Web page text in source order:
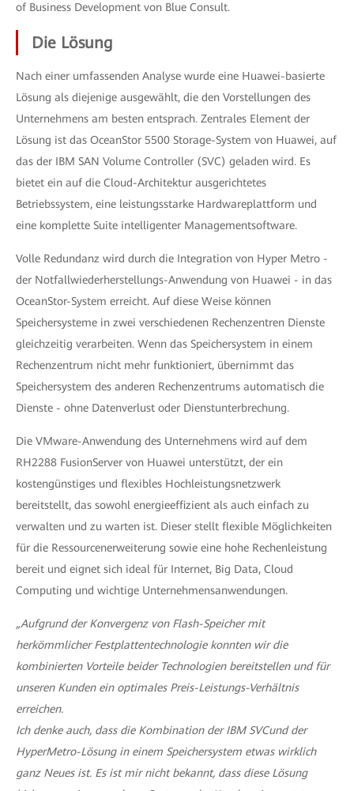
of Business Development von Blue Consult.
Die Lösung
Nach einer umfassenden Analyse wurde eine Huawei-basierte
Lösung als diejenige ausgewählt, die den Vorstellungen des
Unternehmens am besten entsprach. Zentrales Element der
Lösung ist das OceanStor 5500 Storage-System von Huawei, auf
das der IBM SAN Volume Controller (SVC) geladen wird. Es
bietet ein auf die Cloud-Architektur ausgerichtetes
Betriebssystem, eine leistungsstarke Hardwareplattform und
eine komplette Suite intelligenter Managementsoftware.
Volle Redundanz wird durch die Integration von Hyper Metro -
der Notfallwiederherstellungs-Anwendung von Huawei - in das
OceanStor-System erreicht. Auf diese Weise können
Speichersysteme in zwei verschiedenen Rechenzentren Dienste
gleichzeitig verarbeiten. Wenn das Speichersystem in einem
Rechenzentrum nicht mehr funktioniert, übernimmt das
Speichersystem des anderen Rechenzentrums automatisch die
Dienste - ohne Datenverlust oder Dienstunterbrechung.
Die VMware-Anwendung des Unternehmens wird auf dem
RH2288 FusionServer von Huawei unterstützt, der ein
kostengünstiges und flexibles Hochleistungsnetzwerk
bereitstellt, das sowohl energieeffizient als auch einfach zu
verwalten und zu warten ist. Dieser stellt flexible Möglichkeiten
für die Ressourcenerweiterung sowie eine hohe Rechenleistung
bereit und eignet sich ideal für Internet, Big Data, Cloud
Computing und wichtige Unternehmensanwendungen.
„Aufgrund der Konvergenz von Flash-Speicher mit
herkömmlicher Festplattentechnologie konnten wir die
kombinierten Vorteile beider Technologien bereitstellen und für
unseren Kunden ein optimales Preis-Leistungs-Verhältnis
erreichen.
Ich denke auch, dass die Kombination der IBM SVCund der
HyperMetro-Lösung in einem Speichersystem etwas wirklich
ganz Neues ist. Es ist mir nicht bekannt, dass diese Lösung